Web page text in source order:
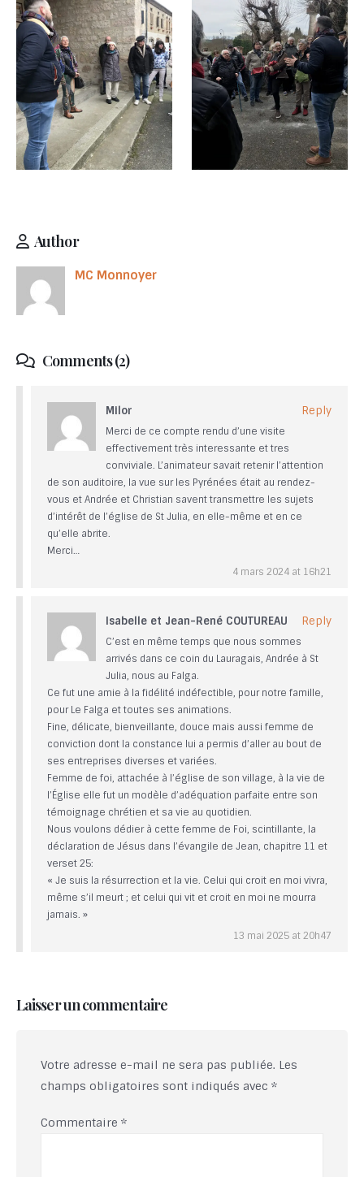
Author
MC Monnoyer
Comments (2)
Milor Reply
Merci de ce compte rendu d’une visite
effectivement très interessante et tres
conviviale. L’animateur savait retenir l’attention
de son auditoire, la vue sur les Pyrénées était au rendez-
vous et Andrée et Christian savent transmettre les sujets
d’intérêt de l’église de St Julia, en elle-même et en ce
qu’elle abrite.
Merci…
4 mars 2024 at 16h21
Isabelle et Jean-René COUTUREAU Reply
C’est en même temps que nous sommes
arrivés dans ce coin du Lauragais, Andrée à St
Julia, nous au Falga.
Ce fut une amie à la fidélité indéfectible, pour notre famille,
pour Le Falga et toutes ses animations.
Fine, délicate, bienveillante, douce mais aussi femme de
conviction dont la constance lui a permis d’aller au bout de
ses entreprises diverses et variées.
Femme de foi, attachée à l’église de son village, à la vie de
l’Église elle fut un modèle d’adéquation parfaite entre son
témoignage chrétien et sa vie au quotidien.
Nous voulons dédier à cette femme de Foi, scintillante, la
déclaration de Jésus dans l’évangile de Jean, chapitre 11 et
verset 25:
« Je suis la résurrection et la vie. Celui qui croit en moi vivra,
même s’il meurt ; et celui qui vit et croit en moi ne mourra
jamais. »
13 mai 2025 at 20h47
Laisser un commentaire
Votre adresse e-mail ne sera pas publiée. Les
champs obligatoires sont indiqués avec *
Commentaire *